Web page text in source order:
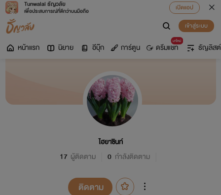
Tunwalai ธัญวลัย
เพื่อประสบการณ์ที่ดีกว่าบนมือถือ
เปิดแอป
เข้าสู่ระบบ
หน้าแรก นิยาย อีบุ๊ก การ์ตูน
มาใหม่
ดรีมแชท ธัญลิสต์
ไฮยาซินท์
17 ผู้ติดตาม 0 กำลังติดตาม
ติดตาม